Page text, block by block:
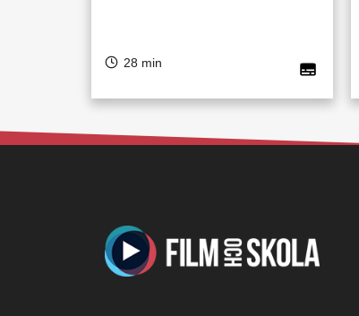
28 min